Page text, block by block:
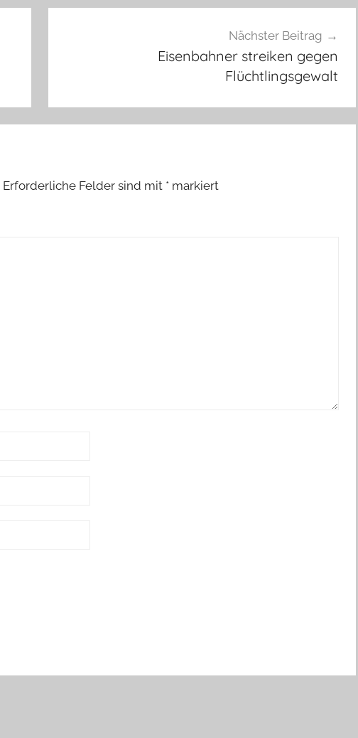
Nächster Beitrag
Eisenbahner streiken gegen
Flüchtlingsgewalt
Erforderliche Felder sind mit * markiert